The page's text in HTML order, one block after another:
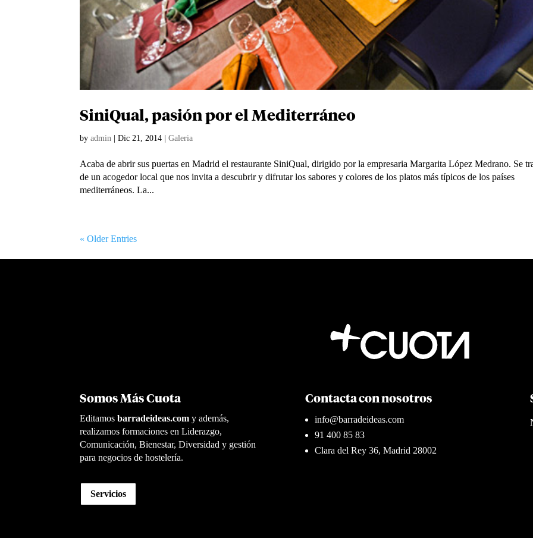
SiniQual, pasión por el Mediterráneo
byadmin |Dic 21, 2014 |Galeria
Acaba de abrir sus puertas en Madrid el restaurante SiniQual, dirigido por la empresaria Margarita López Medrano. Se
de un acogedor local que nos invita a descubrir y difrutar los sabores y colores de los platos más típicos de los países
mediterráneos. La...
« Older Entries
Somos Más Cuota
Editamos barradeideas.comy además,
realizamos formaciones en Liderazgo,
Comunicación, Bienestar, Diversidad y gestión
para negocios de hostelería.
Servicios
Contacta con nosotros
info@barradeideas.com
91 400 85 83
Clara del Rey 36, Madrid 28002